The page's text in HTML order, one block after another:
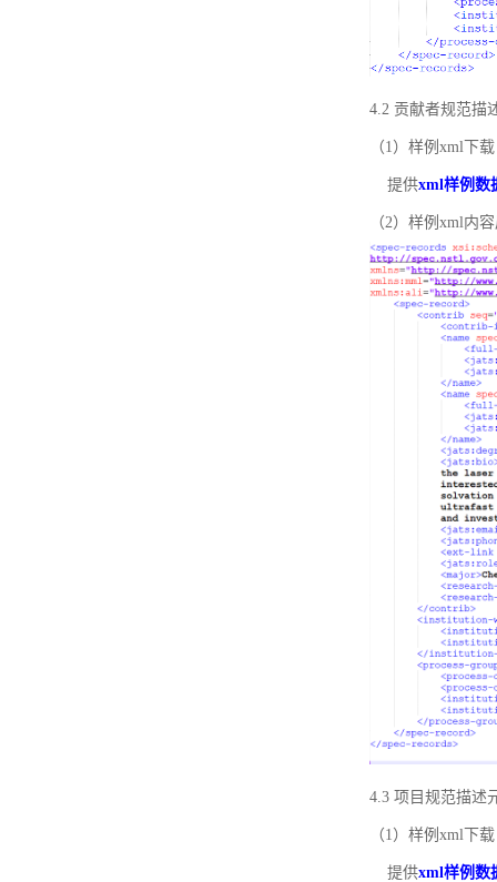
4.2 贡献者规范描
（1）样例xml下载
提供xml样例数
（2）样例xml内
4.3 项目规范描述
（1）样例xml下载
提供xml样例数